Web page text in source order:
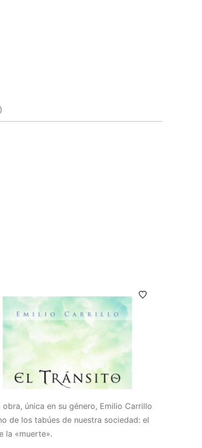
obra, única en su género, Emilio Carrillo
de los tabúes de nuestra sociedad: el
la «muerte».